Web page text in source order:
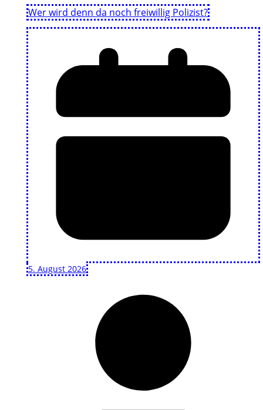
Wer wird denn da noch freiwillig Polizist?
5. August 2026